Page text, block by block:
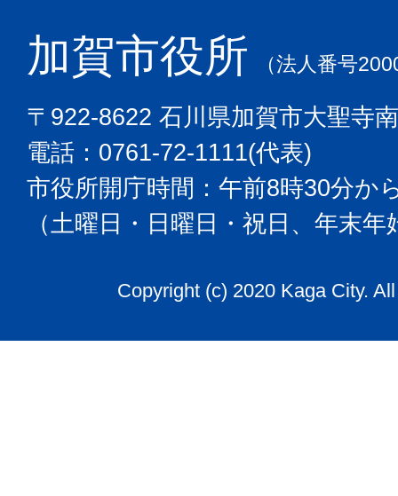
加賀市役所 （法人番号
〒922-8622 石川県加賀市大聖寺
電話：0761-72-1111(代表)
市役所開庁時間：午前8時30分か
（土曜日・日曜日・祝日、年末
Copyright (c) 2020 Kaga City.